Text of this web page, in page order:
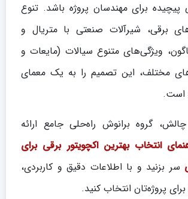
پیچیده برای مهندسان پروژه باشد. تنوع
برقی، شیرآلات صنعتی با متریال و
ویژگی‌های متنوع سیالات (مایعات و
مختلف، این تصمیم را به یک معمای
است.
گروه برانوش راه‌حلی جامع ارائه
انتخاب بهترین اکچویتور برقی برای
سر بزنید و با اطلاعات دقیق و کاربردی،
پروژه‌تان انتخاب کنید.